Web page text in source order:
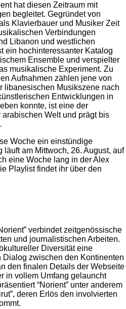
hat diesen Zeitraum mit
begleitet. Gegründet von
Klavierbauer und Musiker Zeit
Verbindungen
Libanon und westlichen
ein hochinteressanter Katalog
Ensemble und verspielter
musikalische Experiment. Zu
Aufnahmen zählen jene von
libanesischen Musikszene nach
Entwicklungen in
konnte, ist eine der
Welt und prägt bis
Woche ein einstündige
am Mittwoch, 26. August, auf
eine Woche lang in der Alex
Playlist findet ihr über den
verbindet zeitgenössische
und journalistischen Arbeiten.
Diversität eine
Dialog zwischen den Kontinenten
den finalen Details der Webseite
in vollem Umfang gelauncht
“Norient” unter anderem
deren Erlös den involvierten